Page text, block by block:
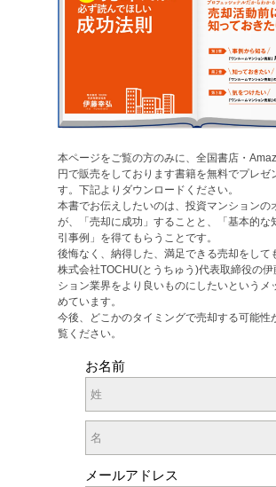
本ページをご覧の方のみに、全国書店・
円で販売をしております書籍を無料でプレゼ
す。下記よりダウンロードください。
本書でお伝えしたいのは、投資マンションの
が、「売却に成功」することと、「基本的な
引事例」を得てもらうことです。
後悔なく、納得した、満足できる売却をして
株式会社TOCHU(とうちゅう)代表取締役の伊
ション業界をより良いものにしたいというメ
めています。
今後、どこかのタイミングで売却する可能性
覧ください。
お名前
メールアドレス